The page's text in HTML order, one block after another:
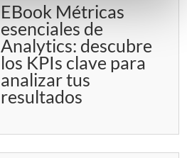
EBook Métricas
esenciales de
Analytics: descubre
los KPIs clave para
analizar tus
resultados